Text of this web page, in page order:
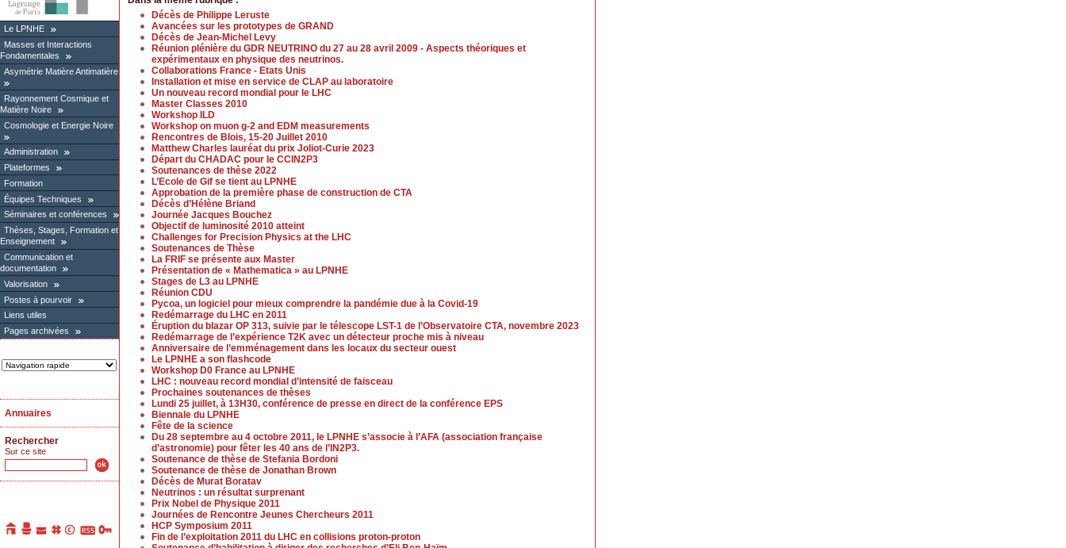
Le LPNHE
Masses et Interactions
Fondamentales
Asymétrie Matière Antimatière
Rayonnement Cosmique et
Matière Noire
Cosmologie et Energie Noire
Administration
Plateformes
Formation
Équipes Techniques
Séminaires et conférences
Thèses, Stages, Formation et
Enseignement
Communication et
documentation
Valorisation
Postes à pourvoir
Liens utiles
Pages archivées
Annuaires
Rechercher
Sur ce site
Décès de Philippe Leruste
Avancées sur les prototypes de GRAND
Décès de Jean-Michel Levy
Réunion plénière du GDR NEUTRINO du 27 au 28 avril 2009 - Aspects théoriques et
expérimentaux en physique des neutrinos.
Collaborations France - Etats Unis
Installation et mise en service de CLAP au laboratoire
Un nouveau record mondial pour le LHC
Master Classes 2010
Workshop ILD
Workshop on muon g-2 and EDM measurements
Rencontres de Blois, 15-20 Juillet 2010
Matthew Charles lauréat du prix Joliot-Curie 2023
Départ du CHADAC pour le CCIN2P3
Soutenances de thèse 2022
L’Ecole de Gif se tient au LPNHE
Approbation de la première phase de construction de CTA
Décès d’Hélène Briand
Journée Jacques Bouchez
Objectif de luminosité 2010 atteint
Challenges for Precision Physics at the LHC
Soutenances de Thèse
La FRIF se présente aux Master
Présentation de « Mathematica » au LPNHE
Stages de L3 au LPNHE
Réunion CDU
Pycoa, un logiciel pour mieux comprendre la pandémie due à la Covid-19
Redémarrage du LHC en 2011
Éruption du blazar OP 313, suivie par le télescope LST-1 de l’Observatoire CTA, novembre 2023
Redémarrage de l’expérience T2K avec un détecteur proche mis à niveau
Anniversaire de l’emménagement dans les locaux du secteur ouest
Le LPNHE a son flashcode
Workshop D0 France au LPNHE
LHC : nouveau record mondial d’intensité de faisceau
Prochaines soutenances de thèses
Lundi 25 juillet, à 13H30, conférence de presse en direct de la conférence EPS
Biennale du LPNHE
Fête de la science
Du 28 septembre au 4 octobre 2011, le LPNHE s’associe à l’AFA (association française
d’astronomie) pour fêter les 40 ans de l’IN2P3.
Soutenance de thèse de Stefania Bordoni
Soutenance de thèse de Jonathan Brown
Décès de Murat Boratav
Neutrinos : un résultat surprenant
Prix Nobel de Physique 2011
Journées de Rencontre Jeunes Chercheurs 2011
HCP Symposium 2011
Fin de l’exploitation 2011 du LHC en collisions proton-proton